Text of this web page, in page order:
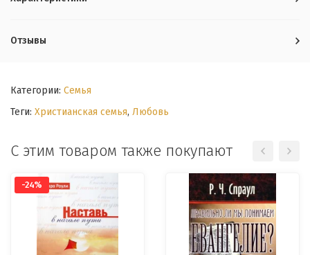
Отзывы
Категории: Семья
Теги: Христианская семья, Любовь
С этим товаром также покупают
-24%